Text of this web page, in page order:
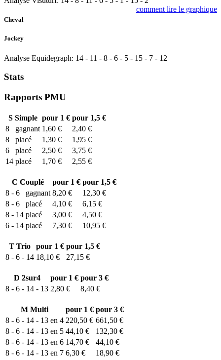
comment lire le graphique
Cheval
Jockey
Analyse Equidegraph: 14 - 11 - 8 - 6 - 5 - 15 - 7 - 12
Stats
Rapports PMU
SSimple pour 1 € pour 1,5 €
8
gagnant 1,60 €
2,40 €
8
placé 1,30 €
1,95 €
6
placé 2,50 €
3,75 €
14 placé 1,70 € 2,55 €
C Couplé pour 1 € pour 1,5 €
8 - 6
gagnant 8,20 €
12,30 €
8 - 6
placé 4,10 €
6,15 €
8 - 14 placé 3,00 €
4,50 €
6 - 14 placé 7,30 € 10,95 €
T Trio pour 1 € pour 1,5 €
8 - 6 - 14 18,10 € 27,15 €
D 2sur4 pour 1 € pour 3 €
8 - 6 - 14 - 13 2,80 € 8,40 €
M Multi pour 1 € pour 3 €
8 - 6 - 14 - 13 en 4 220,50 € 661,50 €
8 - 6 - 14 - 13 en 5 44,10 €
132,30 €
8 - 6 - 14 - 13 en 6 14,70 €
44,10 €
8 - 6 - 14 - 13 en 7 6,30 € 18,90 €